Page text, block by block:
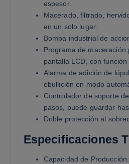
espesor.
Macerado, filtrado,
en un solo lugar.
Bomba industrial de
Programa de maceración
pantalla LCD, con
Alarma de adición de
ebullición en modo
Controlador de soporte
pasos, puede guardar
Doble protección al
Especificaciones
Capacidad de Producción: